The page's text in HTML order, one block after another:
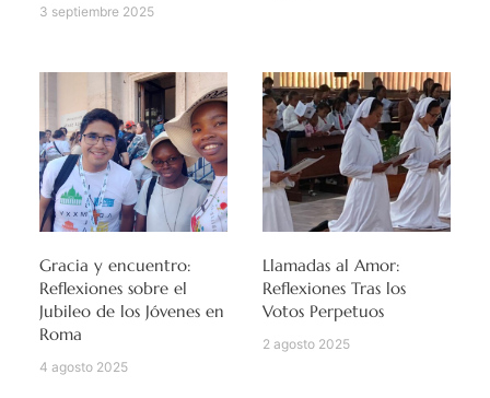
3 septiembre 2025
Gracia y encuentro:
Reflexiones sobre el
Jubileo de los Jóvenes en
Roma
4 agosto 2025
Llamadas al Amor:
Reflexiones Tras los
Votos Perpetuos
2 agosto 2025